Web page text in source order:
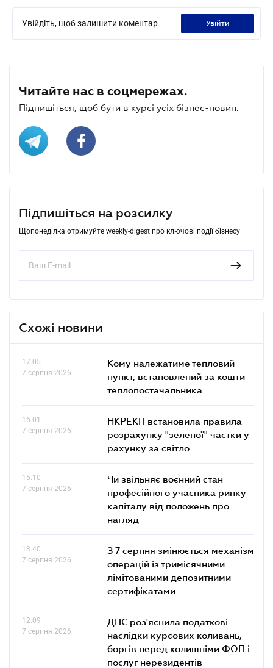
Увійдіть, щоб залишити коментар увійти
Читайте нас в соцмережах.
Підпишіться, щоб бути в курсі усіх бізнес-новин.
Підпишіться на розсилку
Щопонеділка отримуйте weekly-digest про ключові події бізнесу
Схожі новини
17.05
7 серпня 2026
Кому належатиме тепловий
пункт, встановлений за кошти
теплопостачальника
16.01
7 серпня 2026
НКРЕКП встановила правила
розрахунку "зеленої" частки у
рахунку за світло
15.10
7 серпня 2026
Чи звільняє воєнний стан
професійного учасника ринку
капіталу від положень про
нагляд
13.40
7 серпня 2026
З 7 серпня змінюється механізм
операцій із тримісячними
лімітованими депозитними
сертифікатами
12.09
7 серпня 2026
ДПС роз'яснила податкові
наслідки курсових коливань,
боргів перед колишніми ФОП і
послуг нерезидентів